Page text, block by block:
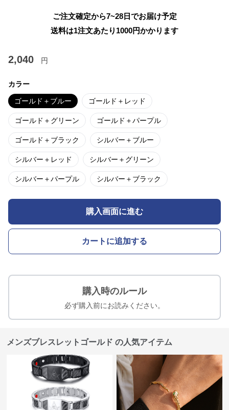
ご注文確定から7~28日でお届け予定
送料は1注文あたり 1000円かかります
2,040 円
カラー
ゴールド＋ブルー ゴールド＋レッド
ゴールド＋グリーン ゴールド＋パープル
ゴールド＋ブラック シルバー＋ブルー
シルバー＋レッド シルバー＋グリーン
シルバー＋パープル シルバー＋ブラック
購入画面に進む
カートに追加する
購入時のルール
必ず購入前にお読みください。
メンズブレスレットゴールド の人気アイテム